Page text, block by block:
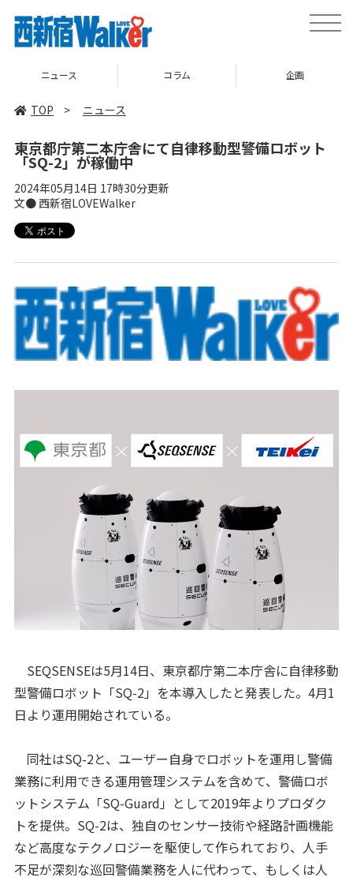
toggle
ニュース コラム 企画
TOP > ニュース
東京都庁第二本庁舎にて自律移動型警備ロボット
「SQ-2」が稼働中
2024年05月14日 17時30分更新
文● 西新宿LOVEWalker
SEQSENSEは5月14日、東京都庁第二本庁舎に自律移動
型警備ロボット「SQ-2」を本導入したと発表した。4月1
日より運用開始されている。
同社はSQ-2と、ユーザー自身でロボットを運用し警備
業務に利用できる運用管理システムを含めて、警備ロボ
ットシステム「SQ-Guard」として2019年よりプロダク
トを提供。SQ-2は、独自のセンサー技術や経路計画機能
など高度なテクノロジーを駆使して作られており、人手
不足が深刻な巡回警備業務を人に代わって、もしくは人